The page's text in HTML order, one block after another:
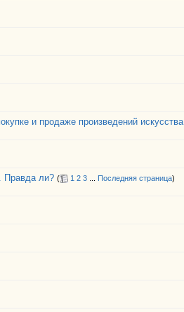
и продаже произведений искусства
Правда ли? ( 1 2 3 Последняя страница)